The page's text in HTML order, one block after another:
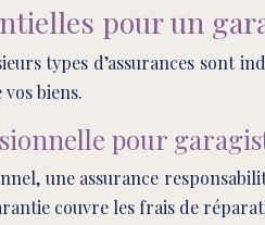
pour un
types d’assurances sont
biens.
pour
une assurance
couvre les frais de